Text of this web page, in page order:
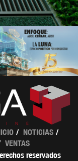
NOTICIAS
VENTAS
reservados